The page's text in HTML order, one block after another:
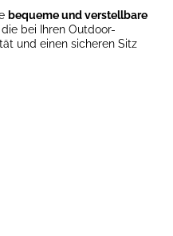
bequeme und verstellbare
, die bei Ihren Outdoor-
und einen sicheren Sitz